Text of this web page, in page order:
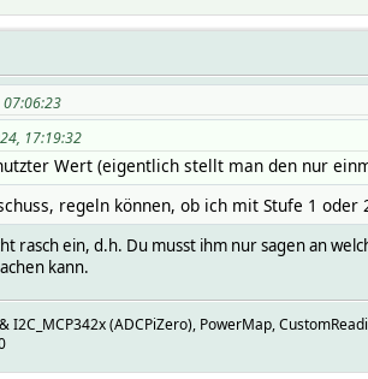
17:19:32
Wert (eigentlich stellt man den nur
regeln können, ob ich mit Stufe 1 oder
rasch ein, d.h. Du musst ihm nur sagen an
kann.
& I2C_MCP342x (ADCPiZero), PowerMap,